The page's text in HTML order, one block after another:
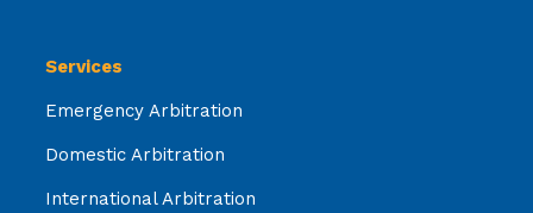
Services
Emergency Arbitration
Domestic Arbitration
International Arbitration